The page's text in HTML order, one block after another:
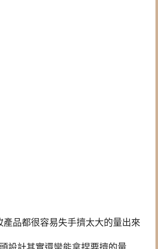
產品都很容易失手擠太大的量出來